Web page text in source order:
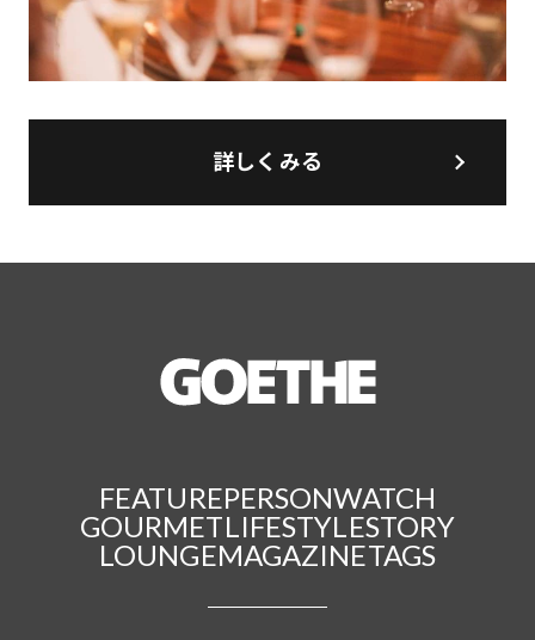
詳しくみる
FEATUREPERSONWATCH
GOURMETLIFESTYLESTORY
LOUNGEMAGAZINETAGS